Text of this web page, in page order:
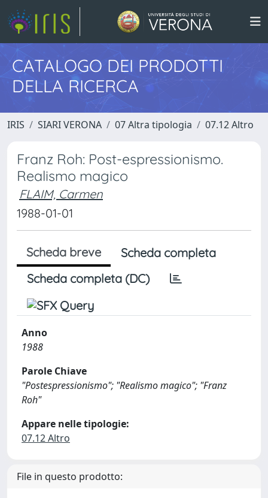
CATALOGO DEI PRODOTTI
DELLA RICERCA
IRIS SIARI VERONA 07 Altra tipologia 07.12 Altro
Franz Roh: Post-espressionismo.
Realismo magico
FLAIM, Carmen
1988-01-01
Scheda breve
Scheda completa
Scheda completa (DC)
Anno
1988
Parole Chiave
"Postespressionismo"; "Realismo magico"; "Franz
Roh"
Appare nelle tipologie:
07.12 Altro
File in questo prodotto: